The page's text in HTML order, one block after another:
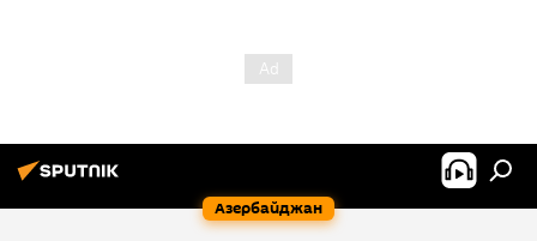
Азербайджан